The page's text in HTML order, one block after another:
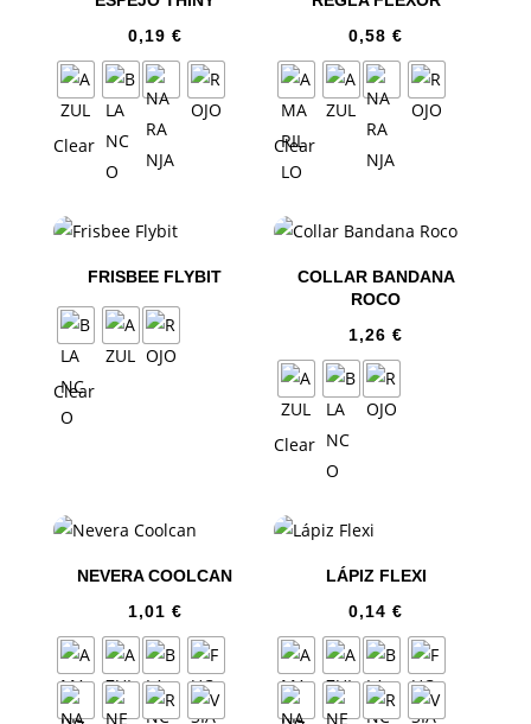
0,19 €
Clear
0,58€
Clear
FRISBEE FLYBIT
Clear
COLLAR BANDANA
ROCO
1,26€
Clear
NEVERA COOLCAN
1,01 €
LÁPIZ FLEXI
0,14€